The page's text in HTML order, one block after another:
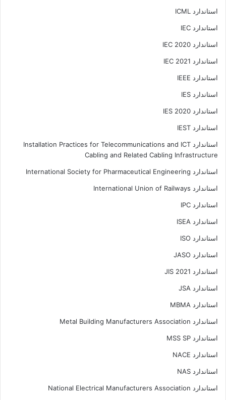
استاندارد ICML
استاندارد IEC
استاندارد IEC 2020
استاندارد IEC 2021
استاندارد IEEE
استاندارد IES
استاندارد IES 2020
استاندارد IEST
استاندارد Installation Practices for Telecommunications and ICT
Cabling and Related Cabling Infrastructure
استاندارد International Society for Pharmaceutical Engineering
استاندارد International Union of Railways
استاندارد IPC
استاندارد ISEA
استاندارد ISO
استاندارد JASO
استاندارد JIS 2021
استاندارد JSA
استاندارد MBMA
استاندارد Metal Building Manufacturers Association
استاندارد MSS SP
استاندارد NACE
استاندارد NAS
استاندارد National Electrical Manufacturers Association